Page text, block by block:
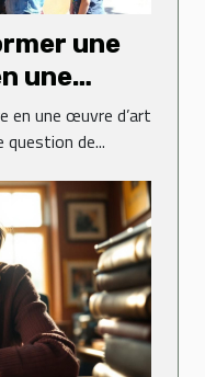
une
une
?
en une œuvre d’art
question de...